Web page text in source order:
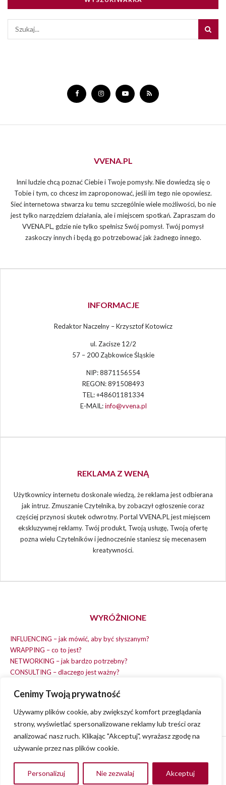
Cenimy Twoją prywatność
Używamy plików cookie, aby zwiększyć komfort przeglądania
strony, wyświetlać spersonalizowane reklamy lub treści oraz
analizować nasz ruch. Klikając "Akceptuj", wyrażasz zgodę na
używanie przez nas plików cookie.
Personalizuj Nie zezwalaj Akceptuj
VVENA.PL
Inni ludzie chcą poznać Ciebie i Twoje pomysły. Nie dowiedzą się o
Tobie i tym, co chcesz im zaproponować, jeśli im tego nie opowiesz.
Sieć internetowa stwarza ku temu szczególnie wiele możliwości, bo nie
jest tylko narzędziem działania, ale i miejscem spotkań. Zapraszam do
VVENA.PL, gdzie nie tylko spełnisz Swój pomysł. Twój pomysł
zaskoczy innych i będą go potrzebować jak żadnego innego.
INFORMACJE
Redaktor Naczelny – Krzysztof Kotowicz
ul. Zacisze 12/2
57 – 200 Ząbkowice Śląskie
NIP: 8871156554
REGON: 891508493
TEL: +48601181334
E-MAIL:info@vvena.pl
REKLAMA Z WENĄ
Użytkownicy internetu doskonale wiedzą, że reklama jest odbierana
jak intruz. Zmuszanie Czytelnika, by zobaczył ogłoszenie coraz
częściej przynosi skutek odwrotny. Portal VVENA.PL jest miejscem
ekskluzywnej reklamy. Twój produkt, Twoją usługę, Twoją ofertę
pozna wielu Czytelników i jednocześnie staniesz się mecenasem
kreatywności.
WYRÓŻNIONE
INFLUENCING – jak mówić, aby być słyszanym?
WRAPPING – co to jest?
NETWORKING – jak bardzo potrzebny?
CONSULTING – dlaczego jest ważny?
EARNING – jak zarobić na dobrym pomyśle?
Polityka Prywatności